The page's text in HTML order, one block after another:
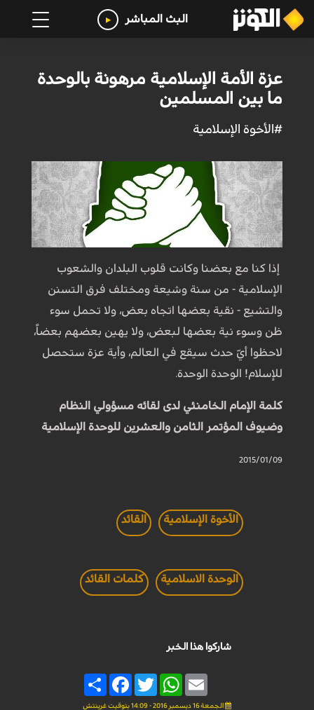
البث المباشر
عزة الأمة الإسلامية مرهونة بالوحدة
ما بين المسلمين
#الأخوة الإسلامية
إذا كنا مع بعضنا وكانت قلوب البلدان والشعوب
الإسلامية - من سنة وشيعة ومختلف فرق التسنن
والتشيع - نقية بعضها اتجاه بعض، ولا تحمل سوء
ظن وسوء نية بعضها لبعض، ولا يهين بعضهم بعضاً،
لاحظوا أيّ حدث سيقع في العالم، وأية عزة ستحصل
للإسلام! الوحدة الوحدة.
كلمة الإمام الخامنئي لدى لقائه مسؤولي النظام
وضيوف المؤتمر الثامن والعشرين للوحدة الإسلامية
2015/01/09
الأخوة الإسلامية القائد
الوحدة الاسلامية كلمات القائد
شاركوا هذا الخبر
Share
FacebookTwitter
WhatsAppEmail
الجمعة 16 ديسمبر 2016 - 14:09 بتوقيت غرينتش